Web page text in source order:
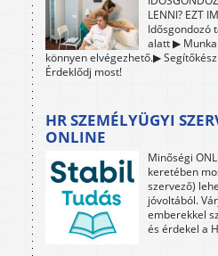
LENNI? EZT
Idősgondozó
alatt ▶
könnyen elvégezhető.▶
Érdeklődj most!
HR SZEMÉLYÜGYI
ONLINE
Minőségi
keretében
szervező)
jóvoltából.
emberekkel
és érdekel a